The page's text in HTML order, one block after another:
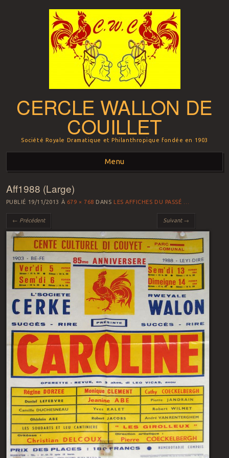
CERCLE WALLON DE
COUILLET
Société Royale Dramatique et Philanthropique fondée en 1903
Menu
Aller au contenu principal
Aff1988 (Large)
PUBLIÉ 19/11/2013 À 679 × 768 DANS LES AFFICHES DU PASSÉ …
← Précédent Suivant →